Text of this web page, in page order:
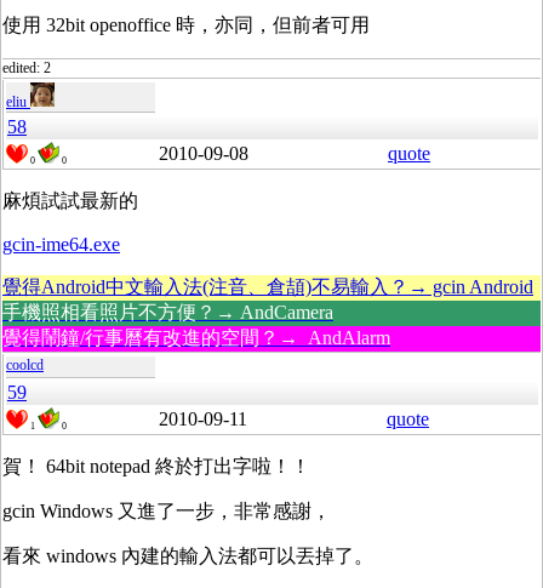
使用 32bit openoffice 時，亦同，但前者可用
edited: 2
eliu
58
0 0 2010-09-08 quote
麻煩試試最新的
gcin-ime64.exe
覺得Android中文輸入法(注音、倉頡)不易輸入？→ gcin Android
手機照相看照片不方便？→ AndCamera
覺得鬧鐘/行事曆有改進的空間？→ AndAlarm
coolcd
59
1 0 2010-09-11 quote
賀！ 64bit notepad 終於打出字啦！！
gcin Windows 又進了一步，非常感謝，
看來 windows 內建的輸入法都可以丟掉了。